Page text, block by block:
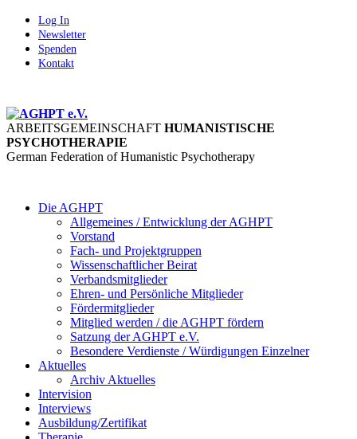
Log In
Newsletter
Spenden
Kontakt
ARBEITSGEMEINSCHAFT HUMANISTISCHE
PSYCHOTHERAPIE
German Federation of Humanistic Psychotherapy
Die AGHPT
Allgemeines / Entwicklung der AGHPT
Vorstand
Fach- und Projektgruppen
Wissenschaftlicher Beirat
Verbandsmitglieder
Ehren- und Persönliche Mitglieder
Fördermitglieder
Mitglied werden / die AGHPT fördern
Satzung der AGHPT e.V.
Besondere Verdienste / Würdigungen Einzelner
Aktuelles
Archiv Aktuelles
Intervision
Interviews
Ausbildung/Zertifikat